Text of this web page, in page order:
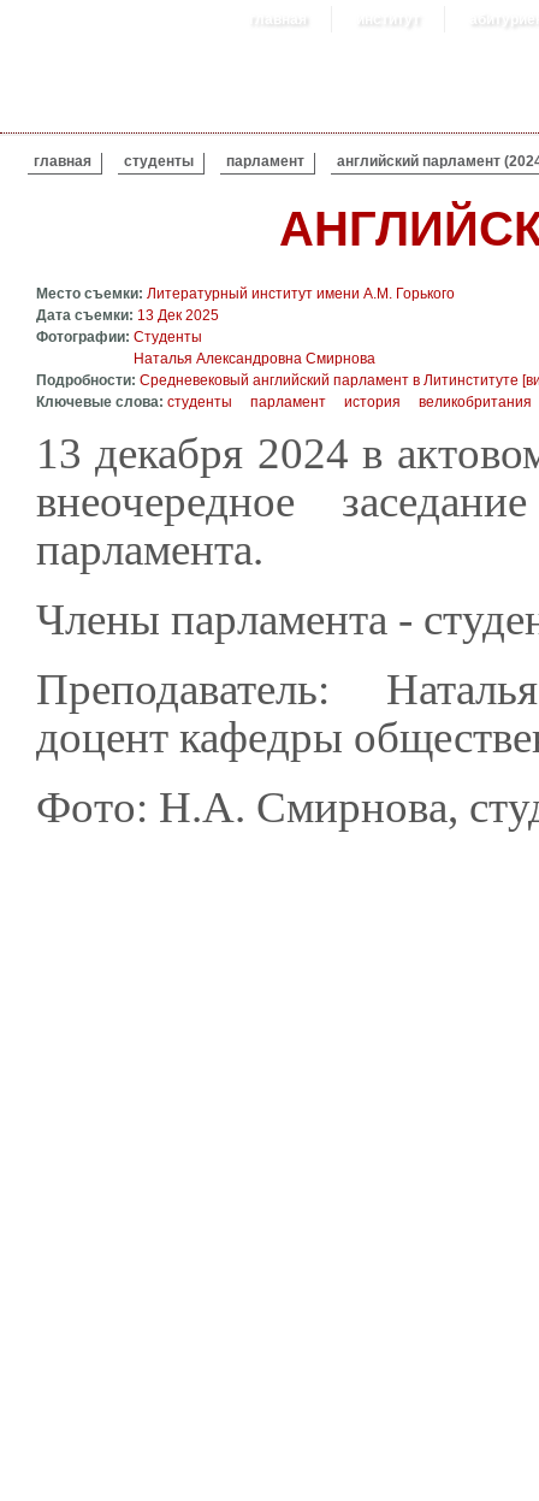
главная институт
ВЫ ЗДЕСЬ
главная студенты парламент английский парламент
Место съемки: Литературный институт имени А.М. Горького
Дата съемки: 13 Дек 2025
Фотографии: Студенты
Наталья Александровна Смирнова
Подробности: Cредневековый английский парламент в Литинституте
Ключевые слова: студенты парламент история великобритания
13 декабря 2024 в
внеочередное
парламента.
Члены парламента -
Преподаватель:
доцент кафедры
Фото: Н.А. Смирнова,